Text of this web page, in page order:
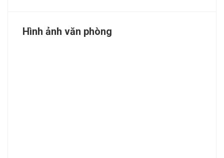
Hình ảnh văn phòng